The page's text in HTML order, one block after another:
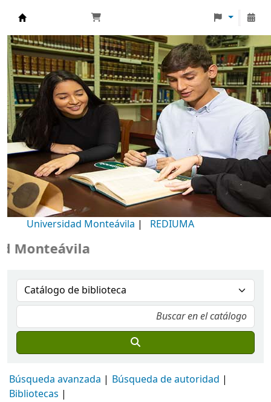
Biblioteca Universidad Monteávila
Universidad Monteávila | REDIUMA
Búsqueda avanzada
Búsqueda de autoridad
Bibliotecas